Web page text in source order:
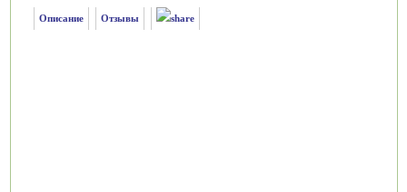
Описание Отзывы